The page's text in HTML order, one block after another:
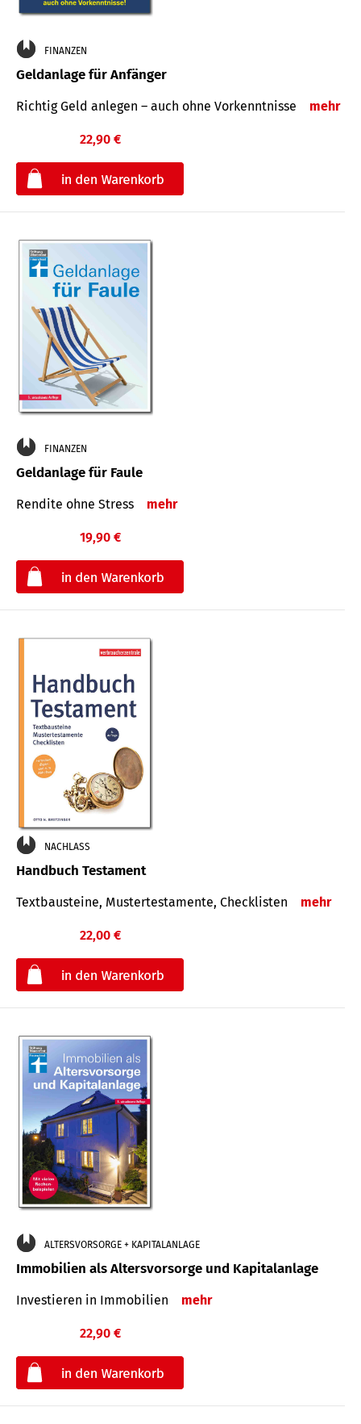
FINANZEN
Geldanlage für Anfänger
Richtig Geld anlegen – auch ohne Vorkenntnisse mehr
22,90 €
FINANZEN
Geldanlage für Faule
Rendite ohne Stress mehr
19,90 €
NACHLASS
Handbuch Testament
Textbausteine, Mustertestamente, Checklisten mehr
22,00 €
ALTERSVORSORGE + KAPITALANLAGE
Immobilien als Altersvorsorge und Kapitalanlage
Investieren in Immobilien mehr
22,90 €